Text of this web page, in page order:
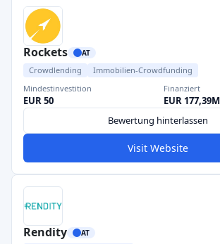
Rockets AT
Crowdlending
Immobilien-Crowdfunding
Mindestinvestition
EUR 50
Finanziert
EUR 177,39M
Bewertung hinterlassen
Visit Website
Rendity AT